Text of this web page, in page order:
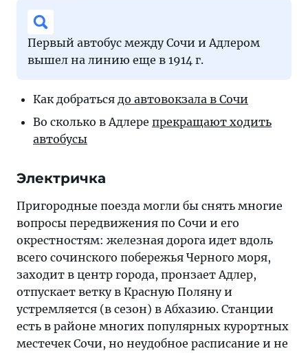
Первый автобус между Сочи и Адлером
вышел на линию еще в 1914 г.
Как добраться до автовокзала в Сочи
Во сколько в Адлере прекращают ходить
автобусы
Электричка
Пригородные поезда могли бы снять многие
вопросы передвижения по Сочи и его
окрестностям: железная дорога идет вдоль
всего сочинского побережья Черного моря,
заходит в центр города, пронзает Адлер,
отпускает ветку в Красную Поляну и
устремляется (в сезон) в Абхазию. Станции
есть в районе многих популярных курортных
местечек Сочи, но неудобное расписание и не